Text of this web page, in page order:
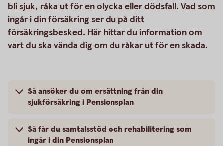
bli sjuk, råka ut för en olycka eller dödsfall. Vad som
ingår i din försäkring ser du på ditt
försäkringsbesked. Här hittar du information om
vart du ska vända dig om du råkar ut för en skada.
Så ansöker du om ersättning från din
sjukförsäkring i Pensionsplan
Så får du samtalsstöd och rehabilitering som
ingår i din Pensionsplan